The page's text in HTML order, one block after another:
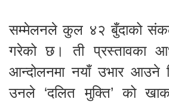
सम्मेलनले कुल ४२ बुँदाको
गरेको छ। ती प्रस्तावका
आन्दोलनमा नयाँ उभार आउने
उनले ‘दलित मुक्ति’ को खाका